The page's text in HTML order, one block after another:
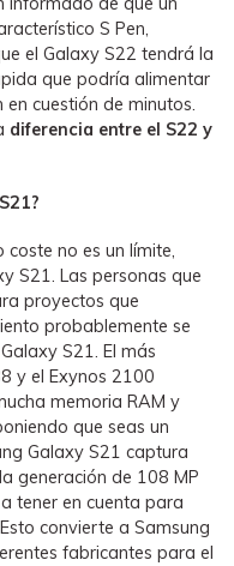
S Pen,
el Galaxy S22 tendrá la
que podría alimentar
cuestión de minutos.
diferencia entre el S22 y
coste no es un límite,
S21. Las personas que
proyectos que
probablemente se
S21. El más
y el Exynos 2100
memoria RAM y
que seas un
Galaxy S21 captura
generación de 108 MP
tener en cuenta para
convierte a Samsung
fabricantes para el